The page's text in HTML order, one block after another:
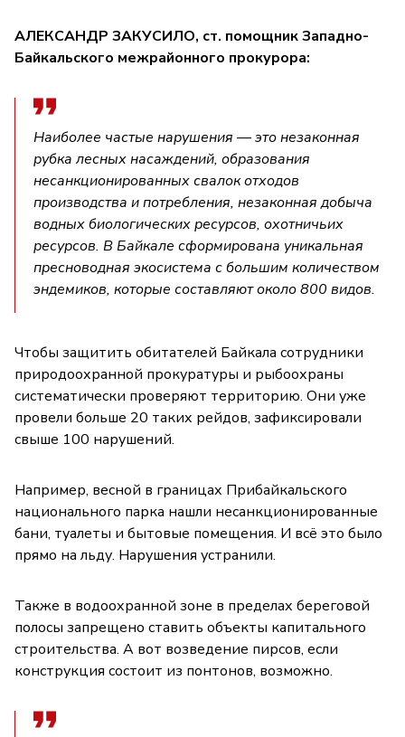
АЛЕКСАНДР ЗАКУСИЛО, ст. помощник Западно-
Байкальского межрайонного прокурора:
Наиболее частые нарушения — это незаконная
рубка лесных насаждений, образования
несанкционированных свалок отходов
производства и потребления, незаконная добыча
водных биологических ресурсов, охотничьих
ресурсов. В Байкале сформирована уникальная
пресноводная экосистема с большим количеством
эндемиков, которые составляют около 800 видов.
Чтобы защитить обитателей Байкала сотрудники
природоохранной прокуратуры и рыбоохраны
систематически проверяют территорию. Они уже
провели больше 20 таких рейдов, зафиксировали
свыше 100 нарушений.
Например, весной в границах Прибайкальского
национального парка нашли несанкционированные
бани, туалеты и бытовые помещения. И всё это было
прямо на льду. Нарушения устранили.
Также в водоохранной зоне в пределах береговой
полосы запрещено ставить объекты капитального
строительства. А вот возведение пирсов, если
конструкция состоит из понтонов, возможно.